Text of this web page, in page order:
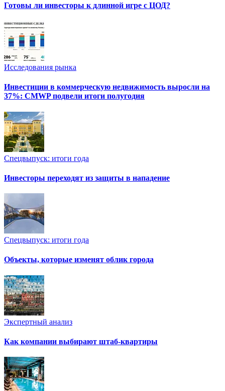
Готовы ли инвесторы к длинной игре с ЦОД?
Исследования рынка
Инвестиции в коммерческую недвижимость выросли на
37%: CMWP подвели итоги полугодия
Спецвыпуск: итоги года
Инвесторы переходят из защиты в нападение
Спецвыпуск: итоги года
Объекты, которые изменят облик города
Экспертный анализ
Как компании выбирают штаб-квартиры